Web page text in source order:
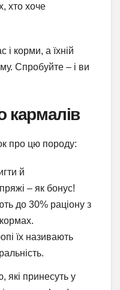
хто хоче
і корми, а їхній
Спробуйте – і ви
кармалів
про цю породу:
й
– як бонус!
до 30% раціону з
їх називають
які принесуть у